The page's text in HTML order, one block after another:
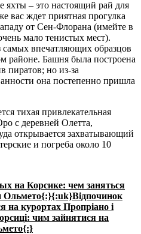
яхты – это настоящий рай для
вас ждет приятная прогулка
от Сен-Флорана (имейте в
мало тенистых мест).
впечатляющих образцов
районе. Башня была построена
пиратов; но из-за
она постепенно пришла
тихая привлекательная
с деревней Олетта,
открывается захватывающий
и погреба около 10
на Корсике: чем заняться
Ольмето{:}{:uk}Відпочинок
на курортах Пропріано і
чим зайнятися на